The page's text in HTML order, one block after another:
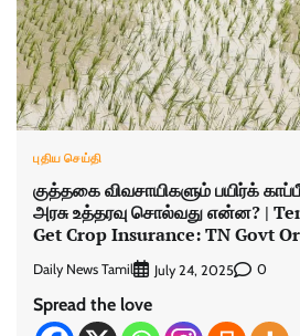
புதிய செய்தி
குத்தகை விவசாயிகளும் பயிர்க்
அரசு உத்தரவு சொல்வது என்ன? |
Get Crop Insurance: TN Govt
Daily News Tamil July 24, 2025 0
Spread the love